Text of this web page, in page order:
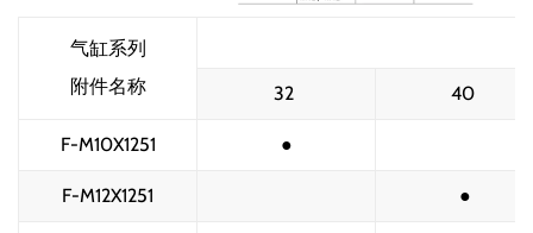
气缸系列
附件名称
32 40
F-M10X1251 ●
F-M12X1251 ●